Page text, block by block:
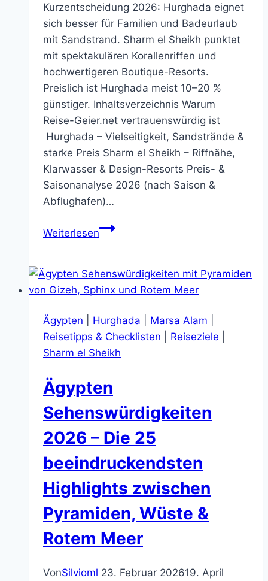
Kurzentscheidung 2026: Hurghada eignet
sich besser für Familien und Badeurlaub
mit Sandstrand. Sharm el Sheikh punktet
mit spektakulären Korallenriffen und
hochwertigeren Boutique-Resorts.
Preislich ist Hurghada meist 10–20 %
günstiger. Inhaltsverzeichnis Warum
Reise-Geier.net vertrauenswürdig ist
Hurghada – Vielseitigkeit, Sandstrände &
starke Preis Sharm el Sheikh – Riffnähe,
Klarwasser & Design-Resorts Preis- &
Saisonanalyse 2026 (nach Saison &
Abflughafen)…
WeiterlesenHurghada
el
Sheikh?
Vergleich
2026
(Preis,
Riffe,
Hotels,
Sicherheit
&
Ägypten Hurghada Marsa Alam
Reisetipps & Checklisten
Reiseziele
Sharm el Sheikh
Ägypten
Sehenswürdigkeiten
2026 – Die 25
beeindruckendsten
Highlights zwischen
Pyramiden, Wüste &
Rotem Meer
VonSilvioml 23. Februar 202619. April